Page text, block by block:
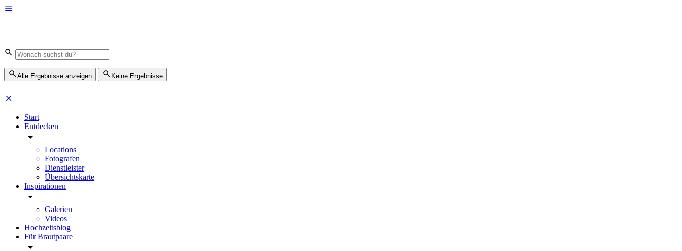
Alle Ergebnisse anzeigen Keine Ergebnisse
Start
Entdecken
Locations
Fotografen
Dienstleister
Übersichtskarte
Inspirationen
Galerien
Videos
Hochzeitsblog
Für Brautpaare